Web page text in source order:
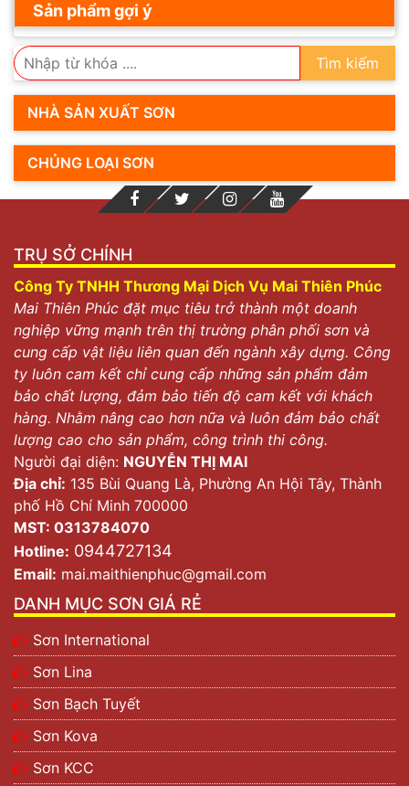
Sản phẩm gợi ý
Tìm kiếm
NHÀ SẢN XUẤT SƠN
CHỦNG LOẠI SƠN
TRỤ SỞ CHÍNH
Công Ty TNHH Thương Mại Dịch Vụ Mai Thiên Phúc
Mai Thiên Phúc đặt mục tiêu trở thành một doanh
nghiệp vững mạnh trên thị trường phân phối sơn và
cung cấp vật liệu liên quan đến ngành xây dựng. Công
ty luôn cam kết chỉ cung cấp những sản phẩm đảm
bảo chất lượng, đảm bảo tiến độ cam kết với khách
hàng. Nhằm nâng cao hơn nữa và luôn đảm bảo chất
lượng cao cho sản phẩm, công trình thi công.
Người đại diện: NGUYỄN THỊ MAI
Địa chỉ: 135 Bùi Quang Là, Phường An Hội Tây, Thành
phố Hồ Chí Minh 700000
MST: 0313784070
Hotline: 0944727134
Email: mai.maithienphuc@gmail.com
DANH MỤC SƠN GIÁ RẺ
Sơn International
Sơn Lina
Sơn Bạch Tuyết
Sơn Kova
Sơn KCC